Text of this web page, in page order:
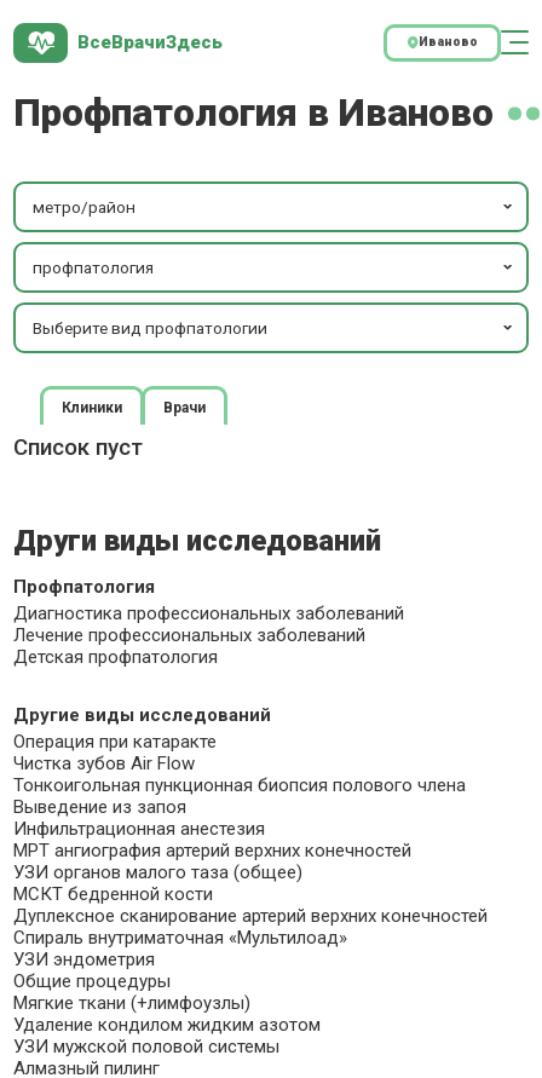
ВсеВрачиЗдесь Иваново
Профпатология в Иваново
метро/район
профпатология
Выберите вид профпатологии
Клиники Врачи
Список пуст
Други виды исследований
Профпатология
Диагностика профессиональных заболеваний
Лечение профессиональных заболеваний
Детская профпатология
Другие виды исследований
Операция при катаракте
Чистка зубов Air Flow
Тонкоигольная пункционная биопсия полового члена
Выведение из запоя
Инфильтрационная анестезия
МРТ ангиография артерий верхних конечностей
УЗИ органов малого таза (общее)
МСКТ бедренной кости
Дуплексное сканирование артерий верхних конечностей
Спираль внутриматочная «Мультилоад»
УЗИ эндометрия
Общие процедуры
Мягкие ткани (+лимфоузлы)
Удаление кондилом жидким азотом
УЗИ мужской половой системы
Алмазный пилинг